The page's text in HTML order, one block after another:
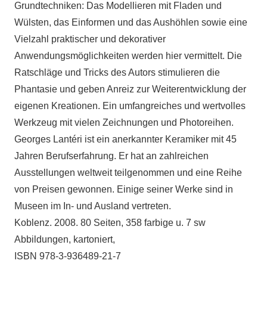
Grundtechniken: Das Modellieren mit Fladen und
Wülsten, das Einformen und das Aushöhlen sowie eine
Vielzahl praktischer und dekorativer
Anwendungsmöglichkeiten werden hier vermittelt. Die
Ratschläge und Tricks des Autors stimulieren die
Phantasie und geben Anreiz zur Weiterentwicklung der
eigenen Kreationen. Ein umfangreiches und wertvolles
Werkzeug mit vielen Zeichnungen und Photoreihen.
Georges Lantéri ist ein anerkannter Keramiker mit 45
Jahren Berufserfahrung. Er hat an zahlreichen
Ausstellungen weltweit teilgenommen und eine Reihe
von Preisen gewonnen. Einige seiner Werke sind in
Museen im In- und Ausland vertreten.
Koblenz. 2008. 80 Seiten, 358 farbige u. 7 sw
Abbildungen, kartoniert,
ISBN 978-3-936489-21-7